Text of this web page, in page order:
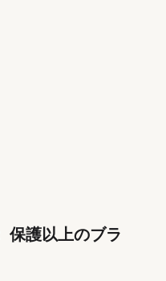
保護以上のブラ